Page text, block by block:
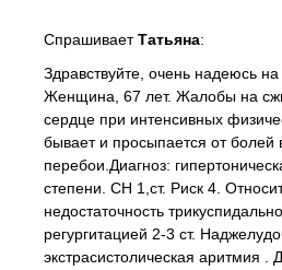
СпрашиваетТатьяна:
Здравствуйте, очень надеюсь
Женщина, 67 лет. Жалобы на
сердце при интенсивных
бывает и просыпается от
перебои.Диагноз:
степени. СН 1,ст. Риск 4.
недостаточность
регургитацией 2-3 ст.
экстрасистолическая аритмия .